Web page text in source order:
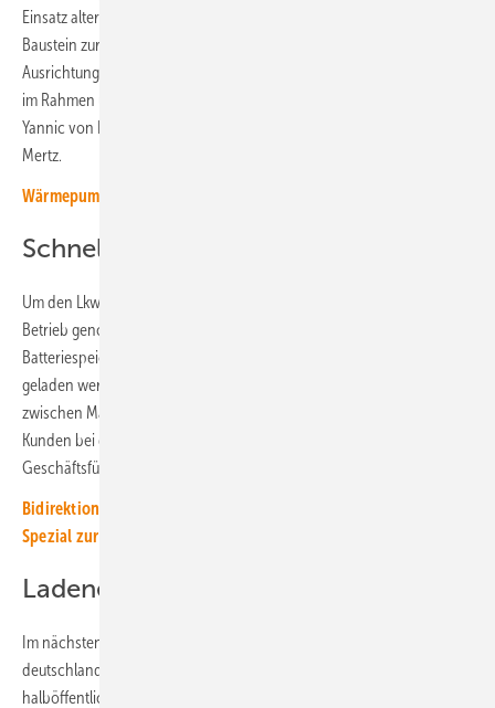
Einsatz alternativer Antriebe im Bereich der Logistik ist ein weiterer
Baustein zur Ergänzung unserer ganzheitlich nachhaltigen
Ausrichtung und trägt gleichzeitig zur kontinuierlichen Verbesserung
im Rahmen unseres Umwelt- und Energiemanagements bei“, betont
Yannic von Raesfeld, Leiter Nachhaltigkeitsmanagement bei Werner &
Mertz.
Wärmepumpen und Elektroautos senken die Strompreise
Schnelllader mit Speicher aufgebaut
Um den Lkw zu laden, hat TST zudem noch eine große Ladestation in
Betrieb genommen. An den Superchargern, die durch
Batteriespeicher unterstützt werden, können mehrere Lkw gleichzeitig
geladen werden – so auch das Fahrzeug, das die Frosch-Produkte
zwischen Mainz und Worms transportiert. „Es geht uns darum, unsere
Kunden bei der Erreichung ihrer Klimaziele zu unterstützen“, sagt TST-
Geschäftsführer Marcel Bicking mit Blick auf die Ladestation.
Bidirektional Laden und Firmenflotten elektrifizieren: Unser
Spezial zur Elektromobilität
Ladenetz in Planung
Im nächsten Schritt geht die TST-Gruppe das Ziel an, ein
deutschlandweites Ladenetz für Elektro-Lkw aufzubauen. Diese
halböffentliche Ladeinfrastruktur soll auch kleineren Spediteuren und